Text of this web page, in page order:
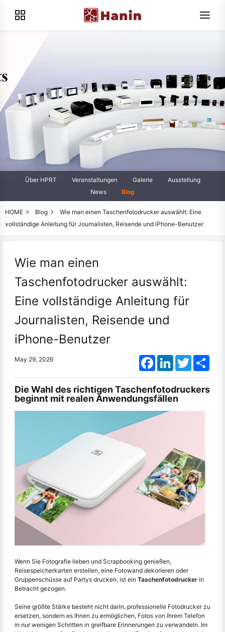
Über HPRT Veranstaltungen Galerie
Ausstellung
News
Blog
HOME Blog
Wie man einen Taschenfotodrucker auswählt: Eine
vollständige Anleitung für Journalisten, Reisende und iPhone-Benutzer
Wie man einen
Taschenfotodrucker auswählt:
Eine vollständige Anleitung für
Journalisten, Reisende und
iPhone-Benutzer
May 29, 2026 FacebookLinkedInTwitter
Die Wahl des richtigen Taschenfotodruckers
beginnt mit realen Anwendungsfällen
Wenn Sie Fotografie lieben und Scrapbooking genießen,
Reisespeicherkarten erstellen, eine Fotowand dekorieren oder
Gruppenschüsse auf Partys drucken, ist ein Taschenfotodrucker in
Betracht gezogen.
Seine größte Stärke besteht nicht darin, professionelle Fotodrucker zu
ersetzen, sondern es Ihnen zu ermöglichen, Fotos von Ihrem Telefon
in nur wenigen Schritten in greifbare Erinnerungen zu verwandeln. Im